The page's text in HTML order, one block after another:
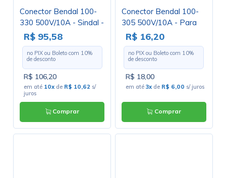
Conector Bendal 100-
330 500V/10A - Sindal -
Para uso com
Terminais
R$ 95,58
no PIX ou Boleto com 10%
de desconto
R$ 106,20
em até 10x de R$ 10,62 s/
juros
Comprar
Conector Bendal 100-
305 500V/10A - Para
uso com Terminais
R$ 16,20
no PIX ou Boleto com 10%
de desconto
R$ 18,00
em até 3x de R$ 6,00 s/ juros
Comprar